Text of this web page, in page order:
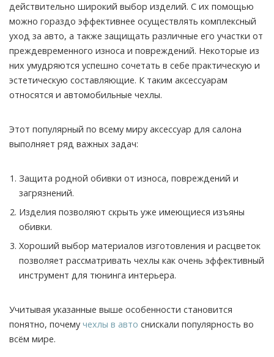
действительно широкий выбор изделий. С их помощью
можно гораздо эффективнее осуществлять комплексный
уход за авто, а также защищать различные его участки от
преждевременного износа и повреждений. Некоторые из
них умудряются успешно сочетать в себе практическую и
эстетическую составляющие. К таким аксессуарам
относятся и автомобильные чехлы.
Этот популярный по всему миру аксессуар для салона
выполняет ряд важных задач:
Защита родной обивки от износа, повреждений и
загрязнений.
Изделия позволяют скрыть уже имеющиеся изъяны
обивки.
Хороший выбор материалов изготовления и расцветок
позволяет рассматривать чехлы как очень эффективный
инструмент для тюнинга интерьера.
Учитывая указанные выше особенности становится
понятно, почему чехлы в авто снискали популярность во
всём мире.